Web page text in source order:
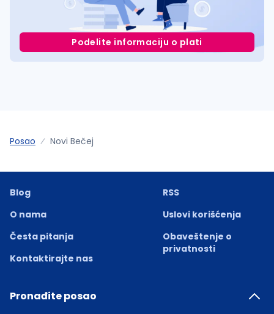
Podelite informaciju o plati
Posao Novi Bečej
Blog
O nama
Česta pitanja
Kontaktirajte nas
RSS
Uslovi korišćenja
Obaveštenje o
privatnosti
Pronađite posao